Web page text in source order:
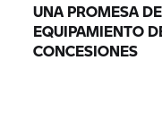
UNA PROMESA
EQUIPAMIENTO
CONCESIONES